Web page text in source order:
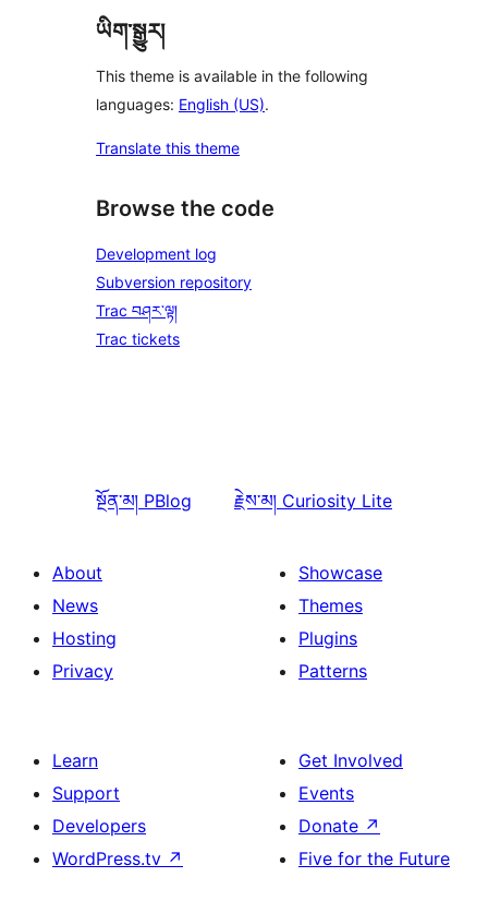
ཡིག་སྒྱུར།
This theme is available in the following
languages: English (US).
Translate this theme
Browse the code
Development log
Subversion repository
Trac བཤར་ལྟ།
Trac tickets
སྔོན་མ། PBlog རྗེས་མ། Curiosity Lite
About
News
Hosting
Privacy
Showcase
Themes
Plugins
Patterns
Learn
Support
Developers
WordPress.tv ↗
Get Involved
Events
Donate ↗
Five for the Future